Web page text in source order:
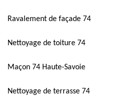
Ravalement de façade 74
Nettoyage de toiture 74
Maçon 74 Haute-Savoie
Nettoyage de terrasse 74